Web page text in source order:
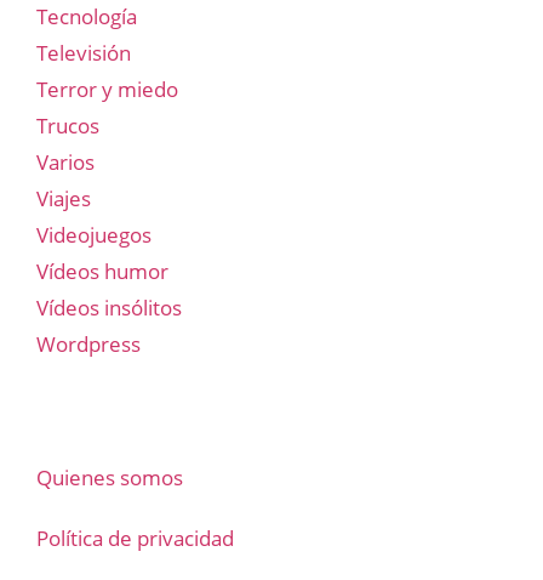
Tecnología
Televisión
Terror y miedo
Trucos
Varios
Viajes
Videojuegos
Vídeos humor
Vídeos insólitos
Wordpress
Quienes somos
Política de privacidad